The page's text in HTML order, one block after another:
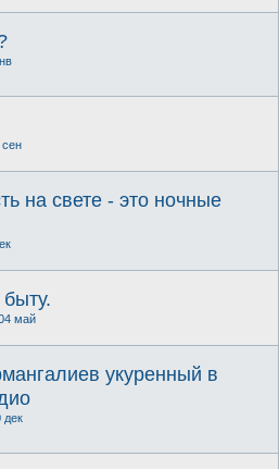
сен
на свете - это ночные
май
укуренный в
дек